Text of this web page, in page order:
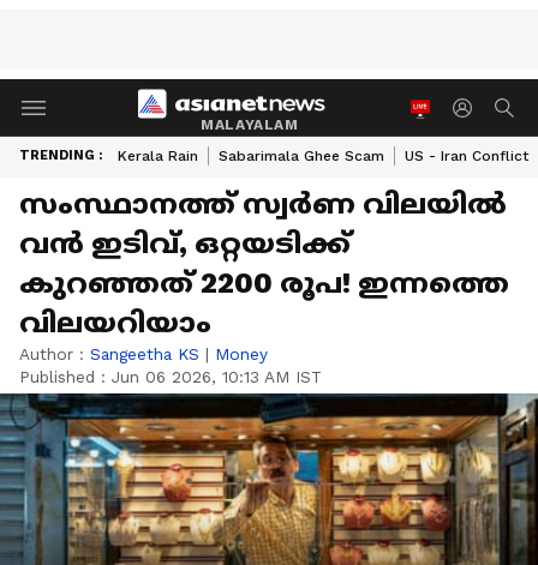
MALAYALAM
TRENDING : Kerala Rain Sabarimala Ghee Scam US - Iran Conflict
സംസ്ഥാനത്ത് സ്വർണ വിലയിൽ
വൻ ഇടിവ്, ഒറ്റയടിക്ക്
കുറഞ്ഞത് 2200 രൂപ! ഇന്നത്തെ
വിലയറിയാം
Author : Sangeetha KS | Money
Published : Jun 06 2026, 10:13 AM IST